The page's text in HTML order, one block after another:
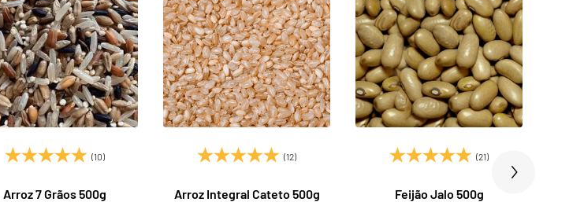
(10)
Arroz 7 Grãos 500g
(12)
Arroz Integral Cateto 500g
(21)
Feijão Jalo 500g